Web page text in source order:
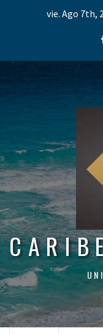
vie. Ago 7th,